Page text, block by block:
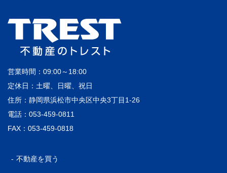
営業時間：09:00～18:00
定休日：土曜、日曜、祝日
住所：静岡県浜松市中央区中央3丁目1-26
電話：053-459-0811
FAX：053-459-0818
不動産を買う